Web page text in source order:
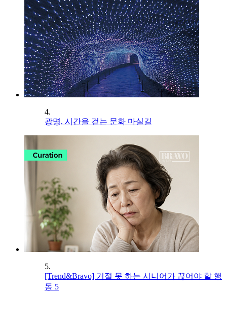
4.
광명, 시간을 걷는 문화 마실길
5.
[Trend&Bravo] 거절 못 하는 시니어가 끊어야 할 행
동 5